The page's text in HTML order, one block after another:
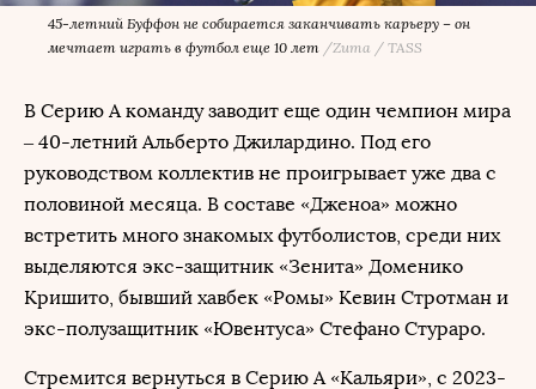
45-летний Буффон не собирается заканчивать карьеру – он
мечтает играть в футбол еще 10 лет /Zuma / TASS
В Серию А команду заводит еще один чемпион мира
– 40-летний Альберто Джилардино. Под его
руководством коллектив не проигрывает уже два с
половиной месяца. В составе «Дженоа» можно
встретить много знакомых футболистов, среди них
выделяются экс-защитник «Зенита» Доменико
Кришито, бывший хавбек «Ромы» Кевин Стротман и
экс-полузащитник «Ювентуса» Стефано Стураро.
Стремится вернуться в Серию А «Кальяри», с 2023-